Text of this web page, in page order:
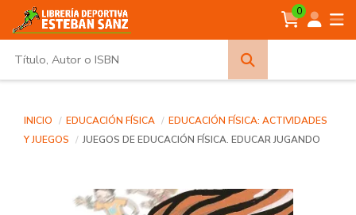
0
INICIO EDUCACIÓN FÍSICA
EDUCACIÓN FÍSICA: ACTIVIDADES
Y JUEGOS
JUEGOS DE EDUCACIÓN FÍSICA. EDUCAR JUGANDO